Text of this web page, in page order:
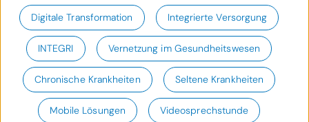
Digitale Transformation Integrierte Versorgung
INTEGRI Vernetzung im Gesundheitswesen
Chronische Krankheiten Seltene Krankheiten
Mobile Lösungen Videosprechstunde